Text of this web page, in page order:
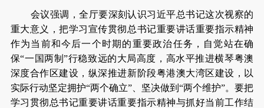
会议强调，全厅要深刻认识习近平总书记这次视察的
重大意义，把学习宣传贯彻总书记重要讲话重要指示精神
作为当前和今后一个时期的重要政治任务，自觉站在确
保“一国两制”行稳致远的大局高度，高水平推进横琴粤澳
深度合作区建设，纵深推进新阶段粤港澳大湾区建设，以
实际行动坚定拥护“两个确立”、坚决做到“两个维护”。要把
学习贯彻总书记重要讲话重要指示精神与抓好当前工作结